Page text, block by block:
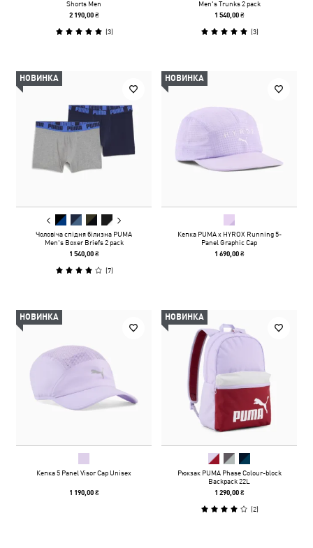
Shorts Men
2 190,00 ₴
(3)
Men's Trunks 2 pack
1 540,00 ₴
(3)
НОВИНКА
Чоловіча спідня білизна PUMA
Men's Boxer Briefs 2 pack
1 540,00 ₴
(7)
НОВИНКА
Кепка PUMA x HYROX Running 5-
Panel Graphic Cap
1 690,00 ₴
НОВИНКА
Кепка 5 Panel Visor Cap Unisex
1 190,00 ₴
НОВИНКА
Рюкзак PUMA Phase Colour-block
Backpack 22L
1 290,00 ₴
(2)